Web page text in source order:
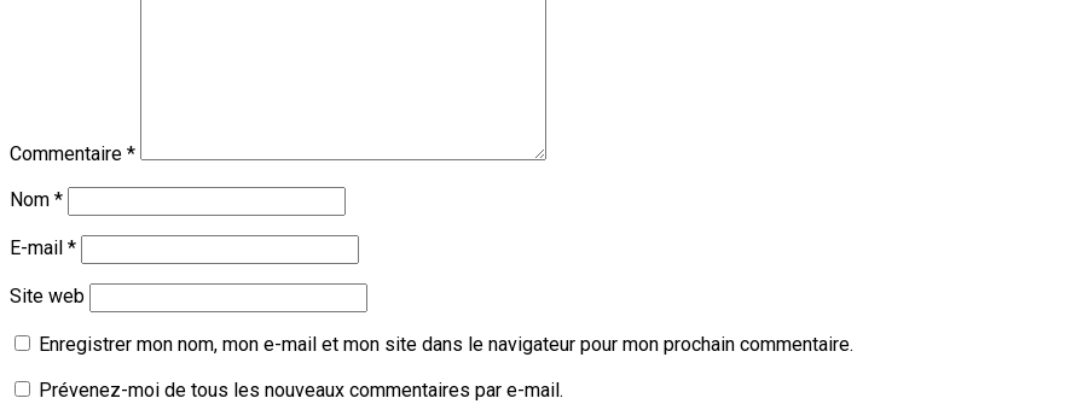
Commentaire *
Nom *
E-mail *
Site web
Enregistrer mon nom, mon e-mail et mon site dans le navigateur pour mon prochain commentaire.
Prévenez-moi de tous les nouveaux commentaires par e-mail.